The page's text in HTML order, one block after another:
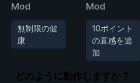
Mod
無制限の健
康
Mod
10ポイント
の直感を追
加
どのように動作しますか？